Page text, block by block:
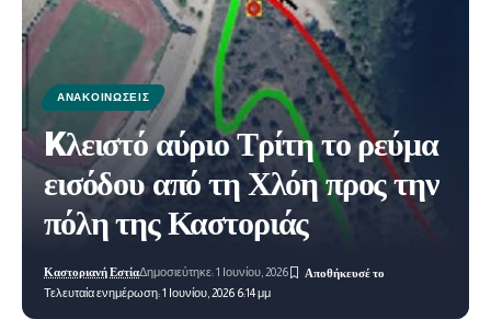
ΑΝΑΚΟΙΝΏΣΕΙΣ
Kλειστό αύριο Τρίτη το ρεύμα
εισόδου από τη Χλόη προς την
πόλη της Καστοριάς
Τελευταία ενημέρωση: 1 Ιουνίου, 2026 6:14 μμ
Καστοριανή ΕστίαΔημοσιεύτηκε: 1 Ιουνίου, 2026